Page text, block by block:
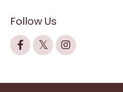
Follow Us